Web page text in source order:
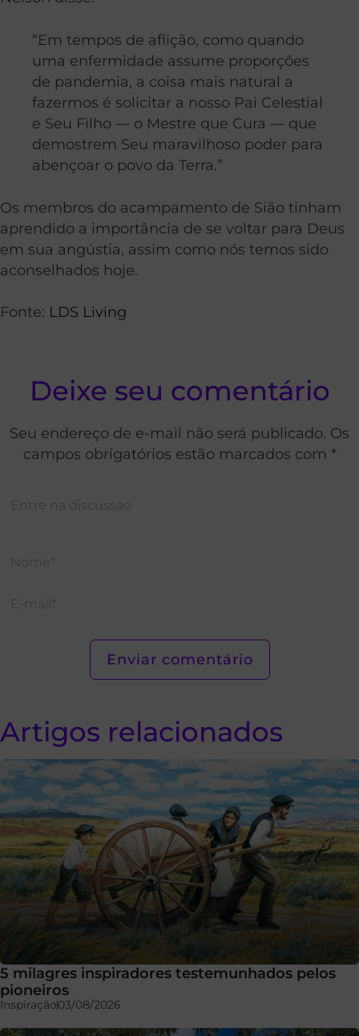
“Em tempos de aflição, como quando
uma enfermidade assume proporções
de pandemia, a coisa mais natural a
fazermos é solicitar a nosso Pai Celestial
e Seu Filho — o Mestre que Cura — que
demostrem Seu maravilhoso poder para
abençoar o povo da Terra.”
Os membros do acampamento de Sião tinham
aprendido a importância de se voltar para Deus
em sua angústia, assim como nós temos sido
aconselhados hoje.
Fonte: LDS Living
Deixe seu comentário
Seu endereço de e-mail não será publicado. Os
campos obrigatórios estão marcados com *
Artigos relacionados
5 milagres inspiradores testemunhados pelos
pioneiros
Inspiração03/08/2026